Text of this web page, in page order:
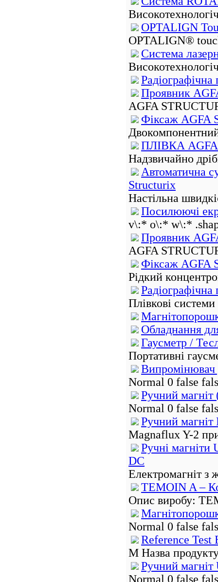
OPTALIGN
OPTALIGN®
Система
Радіографічна
Проявник
AGFA
Фіксаж AGFA
ПЛІВКА
Надзвичайно
Автоматична
Structurix
Настільна
Посилюючі
v\:* o\:* w\:*
Проявник
AGFA
Фіксаж AGFA
Рідкий
Радіографічна
Плівкові
Обладнання
Гаусметр /
Портативні
Випромінювач
Normal 0 false
Ручний
Normal 0 false
Ручний
Magnaflux Y-2
Ручні
DC
Електромагніт з
TEMOIN A –
Опис виробу:
Normal 0 false
Reference Test
М Назва
Ручний
Normal 0 false